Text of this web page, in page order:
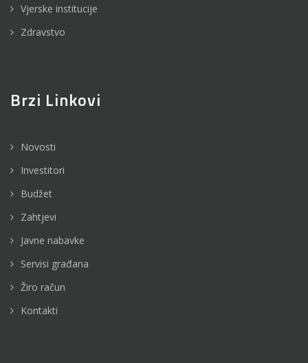
Vjerske institucije
Zdravstvo
Brzi Linkovi
Novosti
Investitori
Budžet
Zahtjevi
Javne nabavke
Servisi građana
Žiro račun
Kontakti